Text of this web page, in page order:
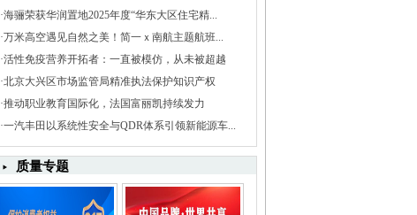
·海骊荣获华润置地2025年度“华东大区住宅精...
·万米高空遇见自然之美！简一ｘ南航主题航班...
·活性免疫营养开拓者：一直被模仿，从未被超越
·北京大兴区市场监管局精准执法保护知识产权
·推动职业教育国际化，法国富丽凯持续发力
·一汽丰田以系统性安全与QDR体系引领新能源车...
质量专题